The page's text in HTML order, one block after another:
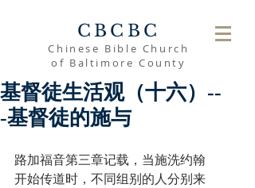
CBCBC
Chinese Bible Church
of Baltimore County
基督徒生活观（十六）--
-基督徒的施与
路加福音第三章记载，当施洗约翰
开始传道时，不同组别的人分别来